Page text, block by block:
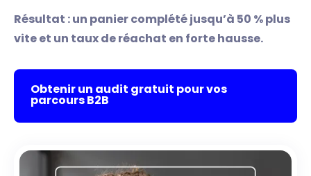
Résultat : un panier complété jusqu’à 50 % plus
vite et un taux de réachat en forte hausse.
Obtenir un audit gratuit pour vos
parcours B2B